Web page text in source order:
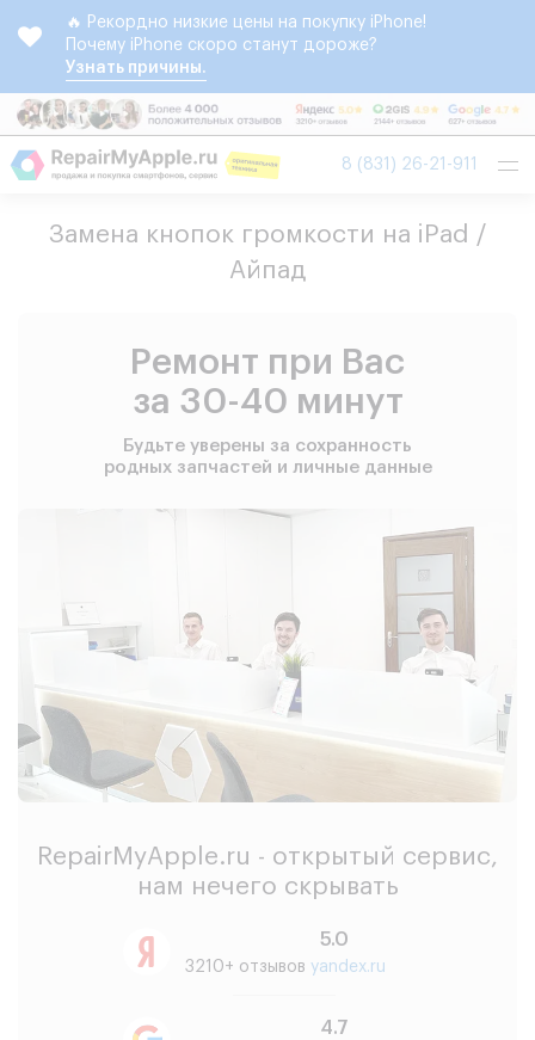
🔥 Рекордно низкие цены на покупку iPhone!
Почему iPhone скоро станут дороже?
Узнать причины.
8 (831) 26-21-911
Замена кнопок громкости на iPad /
Айпад
Ремонт при Вас
за 30-40 минут
Будьте уверены за сохранность
родных запчастей и личные данные
RepairMyApple.ru - открытый сервис,
нам нечего скрывать
5.0
3210+ отзывов yandex.ru
4.7